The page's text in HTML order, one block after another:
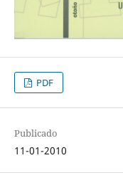
PDF
Publicado
11-01-2010